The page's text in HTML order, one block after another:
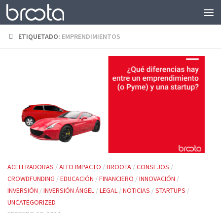
Saltar al contenido
ETIQUETADO: EMPRENDIMIENTOS
ACELERADORAS /ALTO IMPACTO /BROOTA /CONSEJOS /
CROWDFUNDING /EDUCACIÓN /FINANCIERO /INNOVACIÓN /
INVERSIÓN /INVERSIÓN ÁNGEL /LEGAL /NOTICIAS /STARTUPS /
UNCATEGORIZED